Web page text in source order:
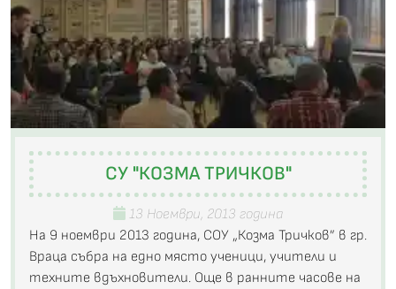
СУ "КОЗМА ТРИЧКОВ"
13 Ноември, 2013 година
На 9 ноември 2013 година, СОУ „Козма Тричков” в гр.
Враца събра на едно място ученици, учители и
техните вдъхновители. Още в ранните часове на